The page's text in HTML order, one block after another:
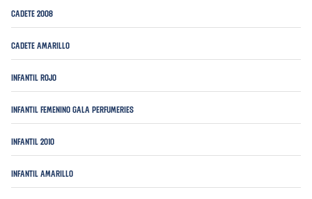
Cadete 2008
Cadete Amarillo
Infantil Rojo
Infantil Femenino Gala Perfumeries
Infantil 2010
Infantil Amarillo